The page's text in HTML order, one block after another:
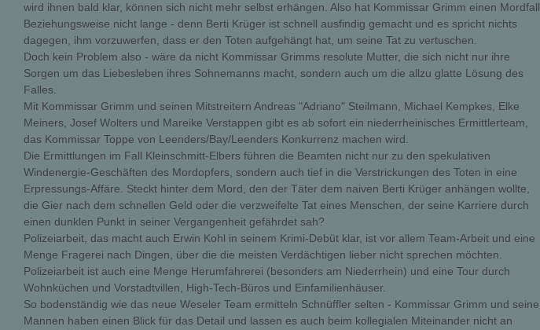
wird ihnen bald klar, können sich nicht mehr selbst erhängen. Also hat Kommissar Grimm einen Mordfall.
Beziehungsweise nicht lange - denn Berti Krüger ist schnell ausfindig gemacht und es spricht nichts
dagegen, ihm vorzuwerfen, dass er den Toten aufgehängt hat, um seine Tat zu vertuschen.
Doch kein Problem also - wäre da nicht Kommissar Grimms resolute Mutter, die sich nicht nur ihre
Sorgen um das Liebesleben ihres Sohnemanns macht, sondern auch um die allzu glatte Lösung des
Falles.
Mit Kommissar Grimm und seinen Mitstreitern Andreas "Adriano" Steilmann, Michael Kempkes, Elke
Meiners, Josef Wolters und Mareike Verstappen gibt es ab sofort ein niederrheinisches Ermittlerteam,
das Kommissar Toppe von Leenders/Bay/Leenders Konkurrenz machen wird.
Die Ermittlungen im Fall Kleinschmitt-Elbers führen die Beamten nicht nur zu den spekulativen
Windenergie-Geschäften des Mordopfers, sondern auch tief in die Verstrickungen des Toten in eine
Erpressungs-Affäre. Steckt hinter dem Mord, den der Täter dem naiven Berti Krüger anhängen wollte,
die Gier nach dem schnellen Geld oder die verzweifelte Tat eines Menschen, der seine Karriere durch
einen dunklen Punkt in seiner Vergangenheit gefährdet sah?
Polizeiarbeit, das macht auch Erwin Kohl in seinem Krimi-Debüt klar, ist vor allem Team-Arbeit und eine
Menge Fragerei nach Dingen, über die die meisten Verdächtigen lieber nicht sprechen möchten.
Polizeiarbeit ist auch eine Menge Herumfahrerei (besonders am Niederrhein) und eine Tour durch
Wohnküchen und Vorstadtvillen, High-Tech-Büros und Einfamilienhäuser.
So bodenständig wie das neue Weseler Team ermitteln Schnüffler selten - Kommissar Grimm und seine
Mannen haben einen Blick für das Detail und lassen es auch beim kollegialen Miteinander nicht an